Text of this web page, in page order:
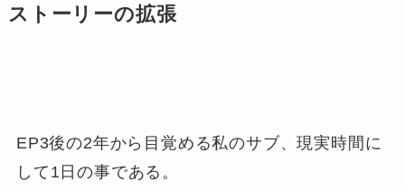
ストーリーの拡張
EP3後の2年から目覚める私のサブ、現実時間に
して1日の事である。